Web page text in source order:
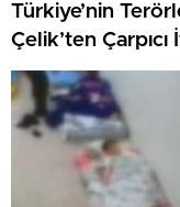
Türkiye’nin
Çelik’ten Çarpıcı